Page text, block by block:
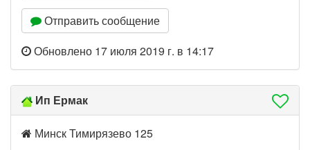
Отправить сообщение
Обновлено 17 июля 2019 г. в 14:17
Ип Ермак
Минск Тимирязево 125